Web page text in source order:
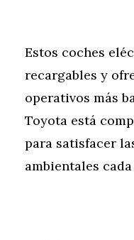
Estos coches
recargables y
operativos más
Toyota está
para satisfacer
ambientales